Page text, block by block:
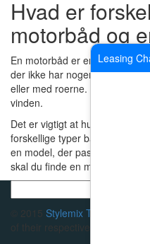
Hvad er
motorbåd og
En motorbåd er en båd, der
der ikke har nogen motor.
eller med roerne. Motorbåde
vinden.
Det er vigtigt at huske på, at
forskellige typer både. Hvis
en model, der passer til dine
skal du finde en model, der
© 2015 Stylemix Themes
of their respective owners.
Leasing